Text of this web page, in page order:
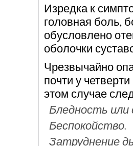
Изредка к
головная боль,
обусловлено
оболочки
Чрезвычайно
почти у
этом случае
Бледность
Беспокойство.
Затруднение